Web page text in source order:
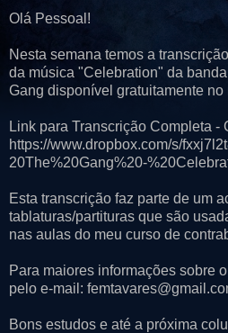
Olá Pessoal!
Nesta semana temos a
da música "Celebration" da
Gang disponível gratuitamente no
Link para Transcrição Completa -
https://www.dropbox.com/s/
20The%20Gang%20-
Esta transcrição faz parte de um
tablaturas/partituras que são
nas aulas do meu curso de
Para maiores informações sobre
pelo e-mail:
Bons estudos e até a próxima